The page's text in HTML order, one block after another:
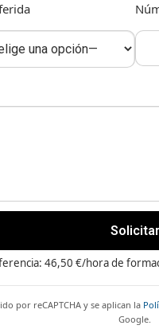
46,50 €/hora de
por reCAPTCHA y se aplican la
Google.